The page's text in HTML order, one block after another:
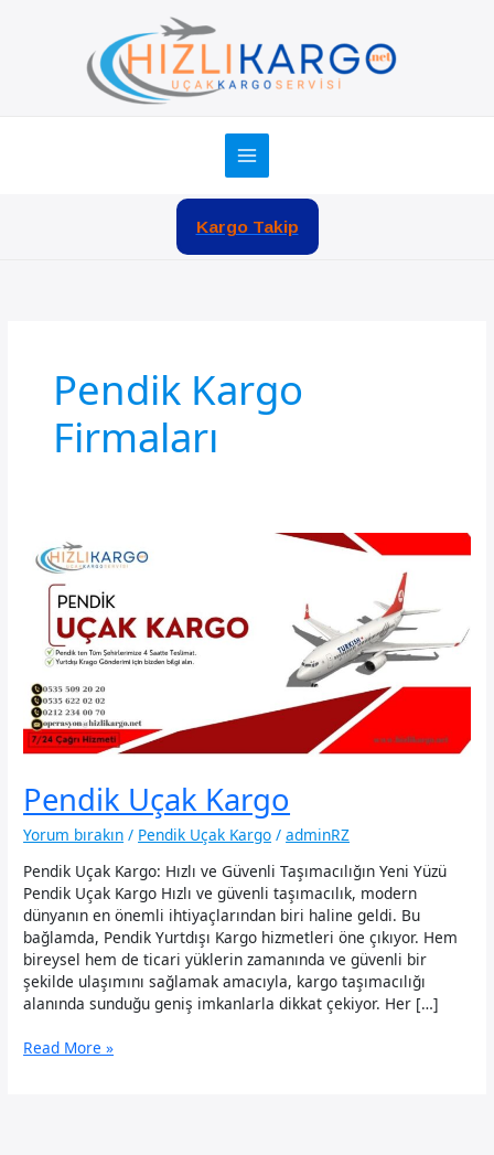
Kargo Takip
Pendik Kargo
Firmaları
Pendik Uçak Kargo
Yorum bırakın / Pendik Uçak Kargo /adminRZ
Pendik Uçak Kargo: Hızlı ve Güvenli Taşımacılığın Yeni Yüzü
Pendik Uçak Kargo Hızlı ve güvenli taşımacılık, modern
dünyanın en önemli ihtiyaçlarından biri haline geldi. Bu
bağlamda, Pendik Yurtdışı Kargo hizmetleri öne çıkıyor. Hem
bireysel hem de ticari yüklerin zamanında ve güvenli bir
şekilde ulaşımını sağlamak amacıyla, kargo taşımacılığı
alanında sunduğu geniş imkanlarla dikkat çekiyor. Her […]
Pendik
Read More »